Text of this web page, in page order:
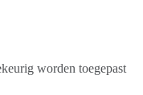
worden toegepast